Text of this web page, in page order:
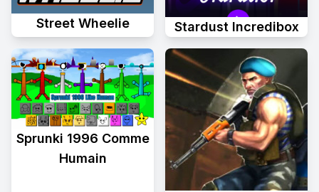
Street Wheelie Stardust Incredibox
Sprunki 1996 Comme
Humain